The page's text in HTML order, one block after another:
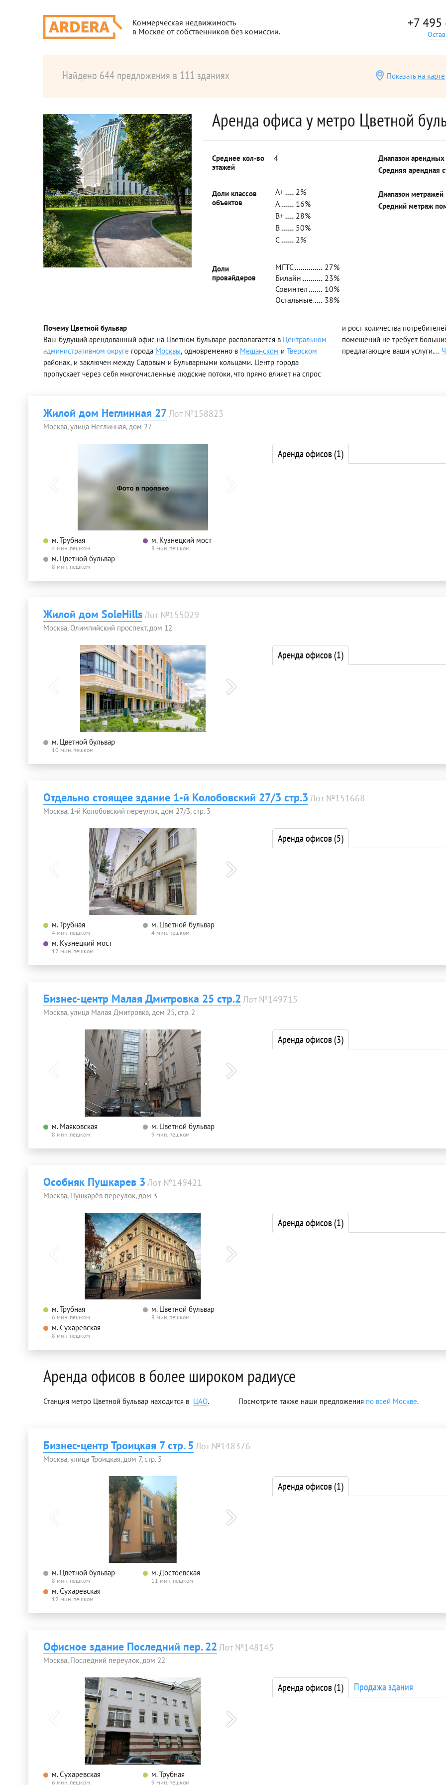
Коммерческая недвижимость
в Москве от собственников без комиссии.
+7
Найдено 644 предложения в 111 зданиях Показать на карте
Аренда офиса у метро Цветной
Среднее кол-во
этажей
4
Доли классов
объектов
A+
2%
A
16%
B+
28%
B
50%
C
2%
Доли
провайдеров
МГТС
27%
Билайн
23%
Совинтел
10%
Остальные
38%
Диапазон
Средняя арендная
Диапазон
Средний метраж
Почему Цветной бульвар
Ваш будущий арендованный офис на Цветном бульваре располагается в Центральном
административном округе города Москвы, одновременно в Мещанском и Тверском
районах, и заключен между Садовым и Бульварными кольцами. Центр города
пропускает через себя многочисленные людские потоки, что прямо влияет на спрос
и рост количества
помещений не требует
предлагающие ваши услуги....
Жилой дом Неглинная 27Лот №158823
Москва, улица Неглинная, дом 27
м. Трубная
4 мин. пешком
м. Кузнецкий мост
8 мин. пешком
м. Цветной бульвар
8 мин. пешком
Аренда офисов(1)
Жилой дом SoleHillsЛот №155029
Москва, Олимпийский проспект, дом 12
м. Цветной бульвар
10 мин. пешком
Аренда офисов(1)
Отдельно стоящее здание 1-й Колобовский 27/3 стр.3 Лот №151668
Москва, 1-й Колобовский переулок, дом 27/3, стр. 3
м. Трубная
4 мин. пешком
м. Цветной бульвар
4 мин. пешком
м. Кузнецкий мост
12 мин. пешком
Аренда офисов(5)
Бизнес-центр Малая Дмитровка 25 стр.2 Лот №149715
Москва, улица Малая Дмитровка, дом 25, стр. 2
м. Маяковская
8 мин. пешком
м. Цветной бульвар
9 мин. пешком
Аренда офисов(3)
Особняк Пушкарев 3 Лот №149421
Москва, Пушкарёв переулок, дом 3
м. Трубная
6 мин. пешком
м. Цветной бульвар
8 мин. пешком
м. Сухаревская
8 мин. пешком
Аренда офисов(1)
Аренда офисов в более широком радиусе
Станция метро Цветной бульвар находится в ЦАО. Посмотрите также наши предложения по всей Москве.
Бизнес-центр Троицкая 7 стр. 5 Лот №148376
Москва, улица Троицкая, дом 7, стр. 5
м. Цветной бульвар
8 мин. пешком
м. Достоевская
11 мин. пешком
м. Сухаревская
12 мин. пешком
Аренда офисов(1)
Офисное здание Последний пер. 22 Лот №148145
Москва, Последний переулок, дом 22
м. Сухаревская
6 мин. пешком
м. Трубная
9 мин. пешком
Аренда офисов(1) Продажа здания